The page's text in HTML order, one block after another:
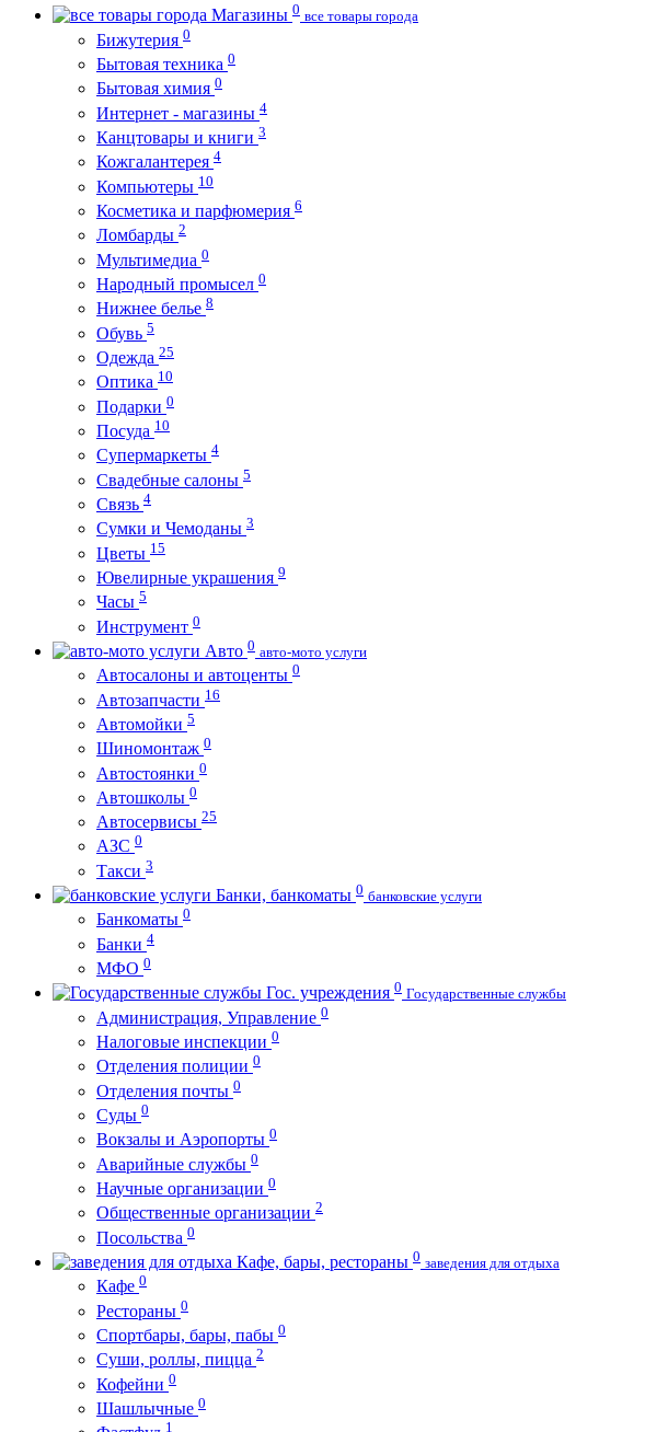
Магазины 0 все товары города
Бижутерия 0
Бытовая техника 0
Бытовая химия 0
Интернет - магазины 4
Канцтовары и книги 3
Кожгалантерея 4
Компьютеры 10
Косметика и парфюмерия 6
Ломбарды 2
Мультимедиа 0
Народный промысел 0
Нижнее белье 8
Обувь 5
Одежда 25
Оптика 10
Подарки 0
Посуда 10
Супермаркеты 4
Свадебные салоны 5
Связь 4
Сумки и Чемоданы 3
Цветы 15
Ювелирные украшения 9
Часы 5
Инструмент 0
Авто 0 авто-мото услуги
Автосалоны и автоценты 0
Автозапчасти 16
Автомойки 5
Шиномонтаж 0
Автостоянки 0
Автошколы 0
Автосервисы 25
АЗС 0
Такси 3
Банки, банкоматы 0 банковские услуги
Банкоматы 0
Банки 4
МФО 0
Гос. учреждения 0 Государственные службы
Администрация, Управление 0
Налоговые инспекции 0
Отделения полиции 0
Отделения почты 0
Суды 0
Вокзалы и Аэропорты 0
Аварийные службы 0
Научные организации 0
Общественные организации 2
Посольства 0
Кафе, бары, рестораны 0 заведения для отдыха
Кафе 0
Рестораны 0
Спортбары, бары, пабы 0
Суши, роллы, пицца 2
Кофейни 0
Шашлычные 0
1